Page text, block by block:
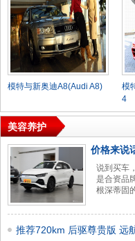
模特与新奥迪A8(Audi A8)
模
4
美容养护
价格来说
说到买车
是合资品
根深蒂固
推荐720km 后驱尊贵版 远